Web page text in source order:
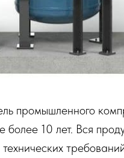
промышленного
10 лет. Вся